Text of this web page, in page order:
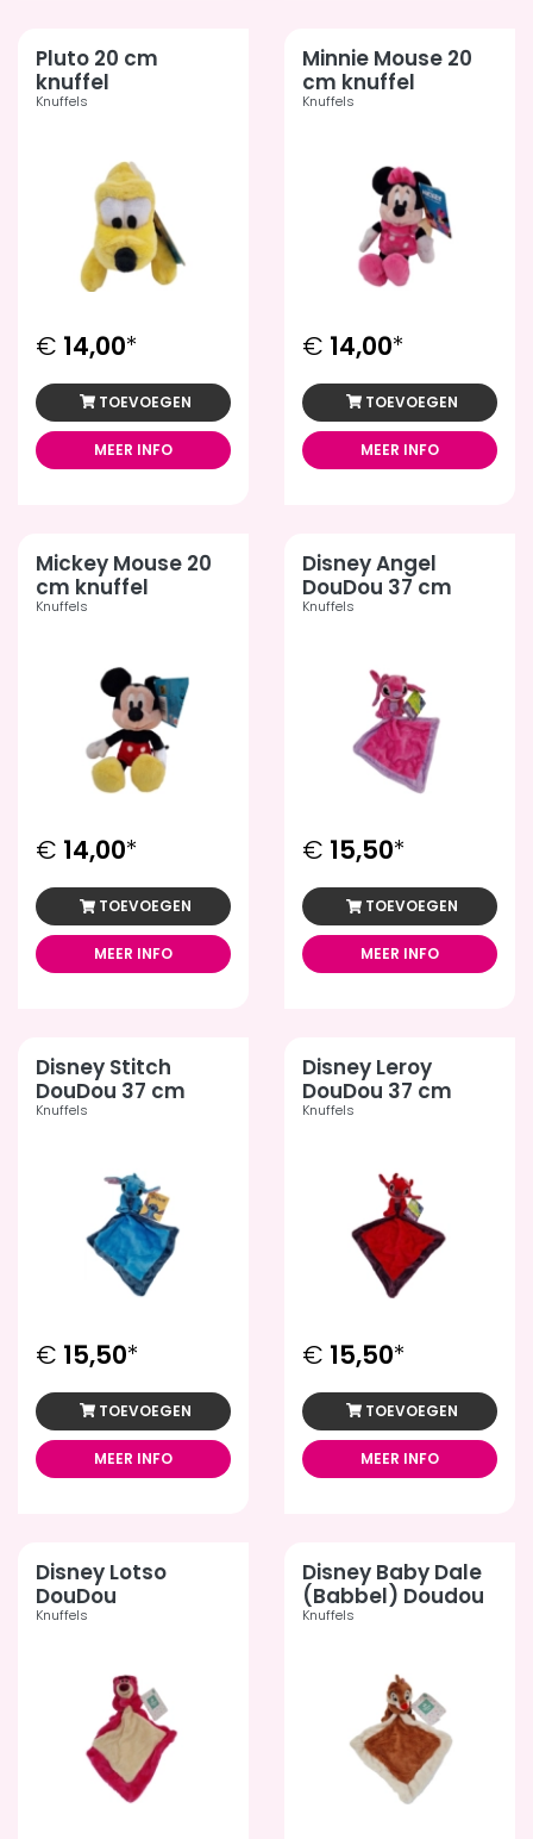
Pluto 20 cm
knuffel
Knuffels
€ 14,00*
TOEVOEGEN
MEER INFO
Minnie Mouse 20
cm knuffel
Knuffels
€ 14,00*
TOEVOEGEN
MEER INFO
Mickey Mouse 20
cm knuffel
Knuffels
€ 14,00*
TOEVOEGEN
MEER INFO
Disney Angel
DouDou 37 cm
Knuffels
€ 15,50*
TOEVOEGEN
MEER INFO
Disney Stitch
DouDou 37 cm
Knuffels
€ 15,50*
TOEVOEGEN
MEER INFO
Disney Leroy
DouDou 37 cm
Knuffels
€ 15,50*
TOEVOEGEN
MEER INFO
Disney Lotso
DouDou
Knuffels
Disney Baby Dale
(Babbel) Doudou
Knuffels